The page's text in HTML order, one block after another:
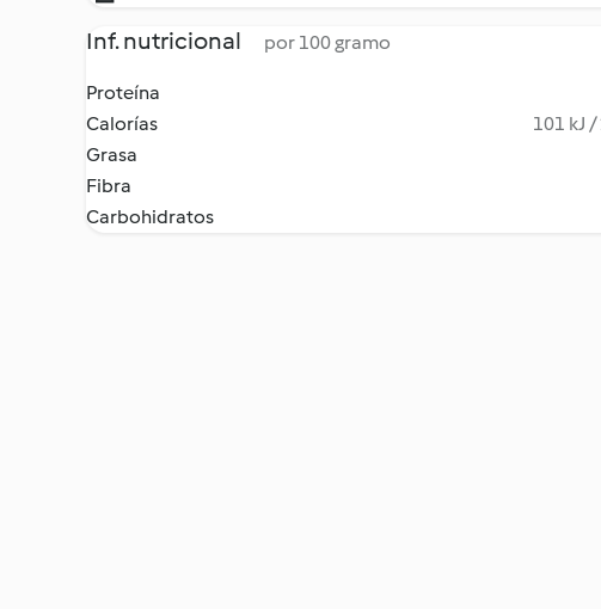
Inf. nutricional por 100 gramo
Proteína
Calorías
101 kJ
Grasa
Fibra
Carbohidratos